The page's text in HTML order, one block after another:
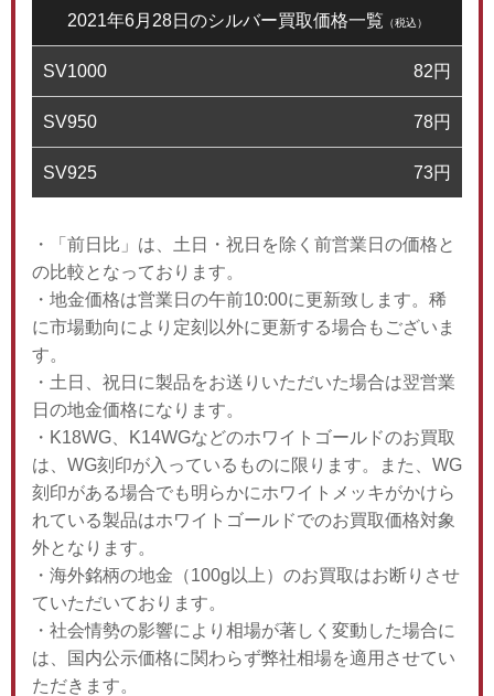
2021年6月28日のシルバー買取価格一覧 （税込）
SV1000 82円
SV950 78円
SV925 73円
・「前日比」は、土日・祝日を除く前営業日の価格と
の比較となっております。
・地金価格は営業日の午前10:00に更新致します。稀
に市場動向により定刻以外に更新する場合もございま
す。
・土日、祝日に製品をお送りいただいた場合は翌営業
日の地金価格になります。
・K18WG、K14WGなどのホワイトゴールドのお買取
は、WG刻印が入っているものに限ります。また、WG
刻印がある場合でも明らかにホワイトメッキがかけら
れている製品はホワイトゴールドでのお買取価格対象
外となります。
・海外銘柄の地金（100g以上）のお買取はお断りさせ
ていただいております。
・社会情勢の影響により相場が著しく変動した場合に
は、国内公示価格に関わらず弊社相場を適用させてい
ただきます。